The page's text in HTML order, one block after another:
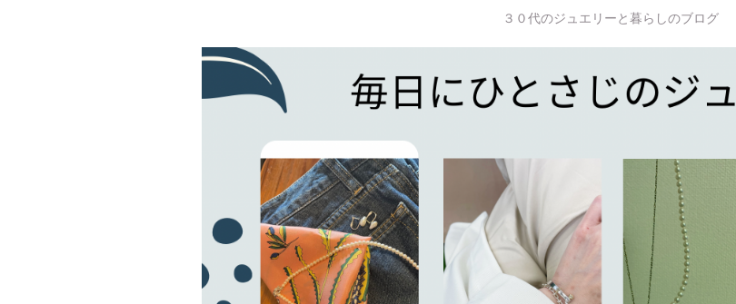
３０代のジュエリーと暮らしのブログ